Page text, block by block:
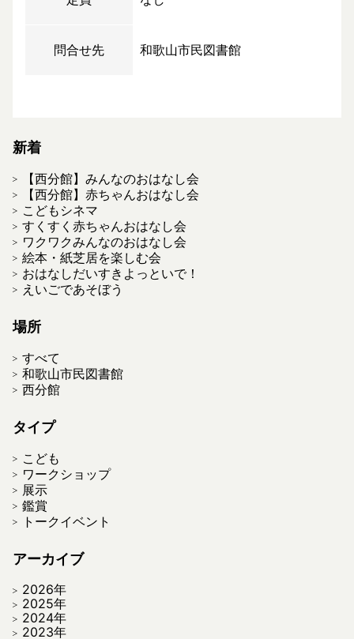
問合せ先 和歌山市民図書館
新着
【西分館】みんなのおはなし会
【西分館】赤ちゃんおはなし会
こどもシネマ
すくすく赤ちゃんおはなし会
ワクワクみんなのおはなし会
絵本・紙芝居を楽しむ会
おはなしだいすきよっといで！
えいごであそぼう
場所
すべて
和歌山市民図書館
西分館
タイプ
こども
ワークショップ
展示
鑑賞
トークイベント
アーカイブ
2026年
2025年
2024年
2023年